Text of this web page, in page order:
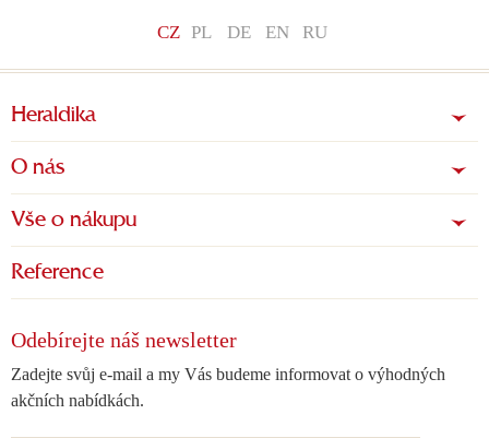
CZ PL DE EN RU
Heraldika
O nás
Vše o nákupu
Reference
Odebírejte náš newsletter
Zadejte svůj e-mail a my Vás budeme informovat o výhodných
akčních nabídkách.